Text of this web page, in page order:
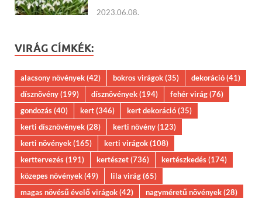
2023.06.08.
VIRÁG CÍMKÉK:
alacsony növények(42) bokros virágok(35) dekoráció(41)
dísznövény(199) dísznövények(194) fehér virág(76)
gondozás(40) kert(346) kert dekoráció(35)
kerti dísznövények(28) kerti növény(123)
kerti növények(165) kerti virágok(108)
kerttervezés(191) kertészet(736) kertészkedés(174)
közepes növények(49) lila virág(65)
magas növésű évelő virágok(42) nagyméretű növények(28)